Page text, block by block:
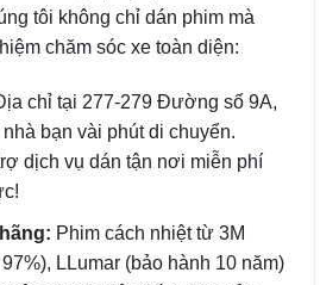
tôi không chỉ dán phim mà
chăm sóc xe toàn diện:
chỉ tại 277-279 Đường số 9A,
bạn vài phút di chuyển.
dịch vụ dán tận nơi miễn phí
Phim cách nhiệt từ 3M
LLumar (bảo hành 10 năm)